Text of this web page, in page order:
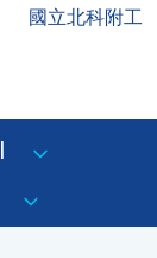
國立北科附工